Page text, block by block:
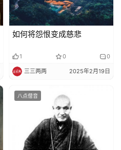
如何将怨恨变成慈悲
1 0 0
三三两两 2025年2月19日
八点僧音